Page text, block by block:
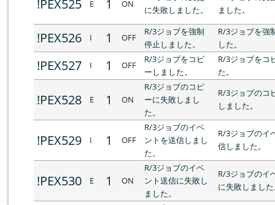
!PEX525 E 1 ON
に失敗しました。
ました。
!PEX526 I 1 OFF
R/3ジョブを強制
停止しました。
R/3ジョブを強
した。
!PEX527 I 1 OFF
R/3ジョブをコピ
ーしました。
R/3ジョブをコ
た。
!PEX528 E 1 ON
R/3ジョブのコピ
ーに失敗しまし
た。
R/3ジョブのコ
しました。
!PEX529 I 1 OFF
R/3ジョブのイベ
ントを送信しまし
た。
R/3ジョブのイ
信しました。
!PEX530 E 1 ON
R/3ジョブのイベ
ント送信に失敗し
ました。
R/3ジョブのイ
に失敗しまし